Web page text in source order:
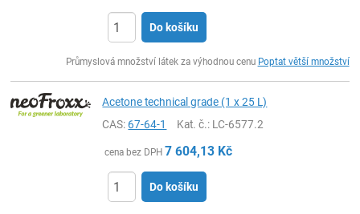
Do košíku
Průmyslová množství látek za výhodnou cenu Poptat větší množství
Acetone technical grade (1 x 25 L)
CAS:67-64-1 Kat. č.: LC-6577.2
cena bez DPH 7 604,13 Kč
Do košíku